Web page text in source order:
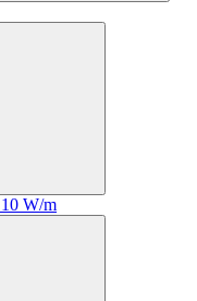
W/m